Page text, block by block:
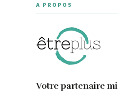
A PROPOS
Votre partenaire